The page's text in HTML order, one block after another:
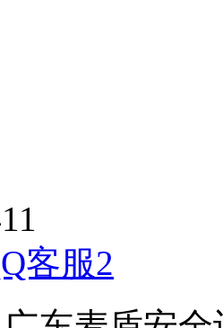
客服2